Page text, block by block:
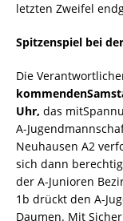
letzten Zweifel
Spitzenspiel bei
Die
Uhr, das
A-
Neuhausen A2
sich dann
der A-Junioren
1b drückt den A-
Daumen. Mit